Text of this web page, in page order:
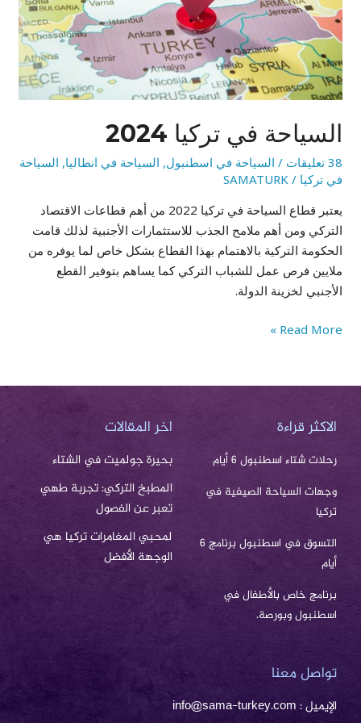
السياحة في تركيا 2024
38 تعليقات / السياحة في اسطنبول, السياحة في انطاليا, السياحة
في تركيا /
SAMATURK
يعتبر قطاع السياحة في تركيا 2022 من أهم قطاعات الاقتصاد
التركي ومن أهم ملامح الجذب للاستثمارات الأجنبية لذلك قامت
الحكومة التركية بالاهتمام بهذا القطاع بشكل خاص لما يوفره من
ملايين فرص عمل للشباب التركي كما يساهم بتوفير القطع
الأجنبي لخزينة الدولة.
Read More »
الاكثر قراءة
رحلات شتاء اسطنبول 6 أيام
وجهات السياحة الصيفية في
تركيا
التسوق في اسطنبول برنامج 6
أيام
برنامج خاص بالأطفال في
اسطنبول وبورصة.
اخر المقالات
بحيرة جولميت في الشتاء
المطبخ التركي: تجربة طهي
تعبر عن الفصول
لمحبي المغامرات تركيا هي
الوجهة الأفضل
تواصل معنا
الإيميل : info@sama-turkey.com